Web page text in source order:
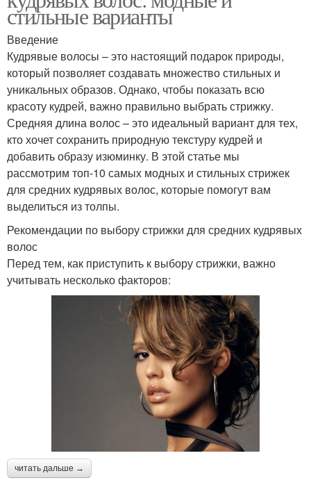
стильные варианты
Введение
Кудрявые волосы – это настоящий подарок природы,
который позволяет создавать множество стильных и
уникальных образов. Однако, чтобы показать всю
красоту кудрей, важно правильно выбрать стрижку.
Средняя длина волос – это идеальный вариант для тех,
кто хочет сохранить природную текстуру кудрей и
добавить образу изюминку. В этой статье мы
рассмотрим топ-10 самых модных и стильных стрижек
для средних кудрявых волос, которые помогут вам
выделиться из толпы.
Рекомендации по выбору стрижки для средних кудрявых
волос
Перед тем, как приступить к выбору стрижки, важно
учитывать несколько факторов:
читать дальше →